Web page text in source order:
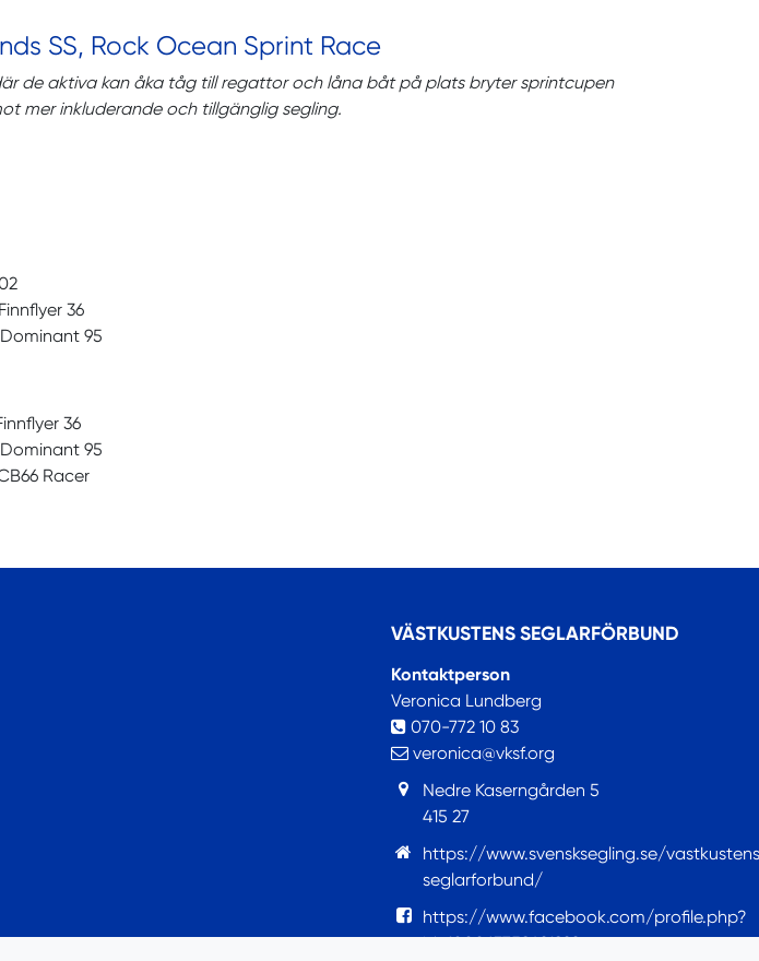
SS, Rock Ocean Sprint Race
de aktiva kan åka tåg till regattor och låna båt på plats bryter sprintcupen
mer inkluderande och tillgänglig segling.
36
Dominant 95
36
Dominant 95
Racer
VÄSTKUSTENS SEGLARFÖRBUND
Kontaktperson
Veronica Lundberg
070-772 10 83
veronica@vksf.org
Nedre Kaserngården 5
415 27
https://www.svensksegling.se/
seglarforbund/
https://www.facebook.com/profile.php?
id=100063759421922